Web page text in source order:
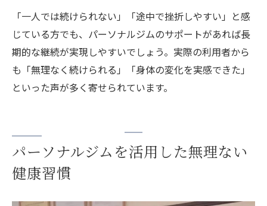
「一人では続けられない」「途中で挫折しやすい」と感
じている方でも、パーソナルジムのサポートがあれば長
期的な継続が実現しやすいでしょう。実際の利用者から
も「無理なく続けられる」「身体の変化を実感できた」
といった声が多く寄せられています。
パーソナルジムを活用した無理ない
健康習慣